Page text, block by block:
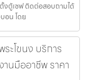
งตู้เซฟ ติดต่อสอบถามได้
อน โดย
ะโขนง บริการ
นมืออาชีพ ราคา